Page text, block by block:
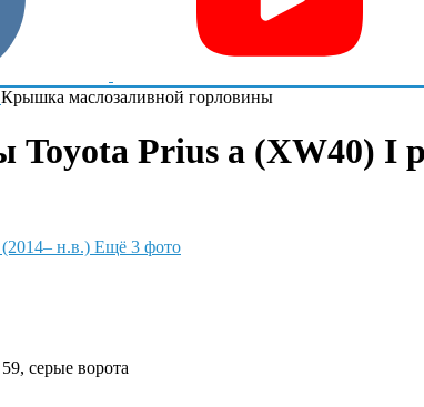
Крышка маслозаливной горловины
Prius a (XW40) I
Ещё 3 фото
серые ворота